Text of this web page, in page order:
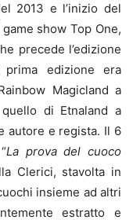
2013 e l’inizio del
show Top One,
precede l’edizione
edizione era
Magicland a
di Etnaland a
autore e regista. Il 6
La prova del cuoco
Clerici, stavolta in
insieme ad altri
estratto e